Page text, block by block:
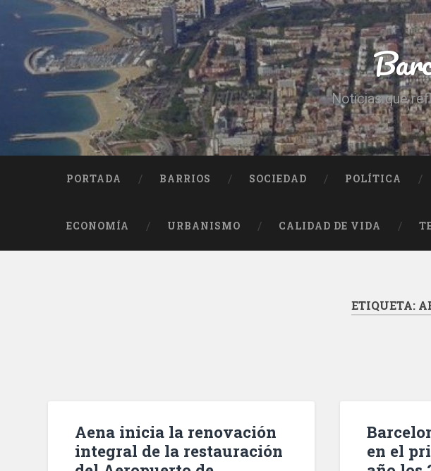
contenido
Buscar
Noticias que
PORTADA BARRIOS SOCIEDAD POLÍTICA
ECONOMÍA URBANISMO CALIDAD DE VIDA
ETIQUETA:
Aena inicia la renovación
integral de la restauración
en el